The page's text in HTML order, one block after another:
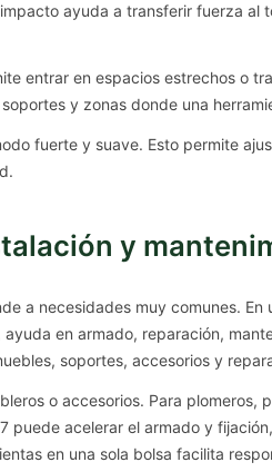
ayuda a transferir fuerza
entrar en espacios estrechos o
y zonas donde una
fuerte y suave. Esto permite
y
a necesidades muy comunes.
en armado, reparación,
soportes, accesorios y
o accesorios. Para
acelerar el armado y
en una sola bolsa facilita